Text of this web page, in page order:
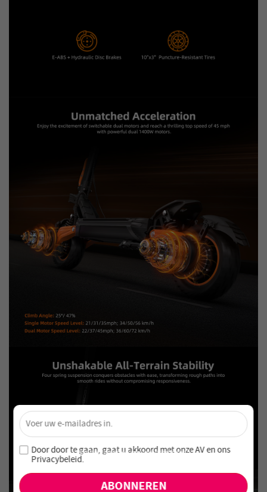
Ontgrendel 4% Korting – Schrijf je nu in!
Word lid van onze nieuwsbrief en mis nooit speciale
aanbiedingen en nieuwe producten!
×
Door door te gaan, gaat u akkoord met onzeAV enons
Privacybeleid.